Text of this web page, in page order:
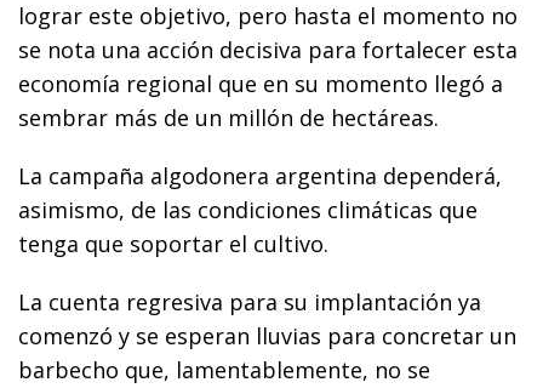
lograr este objetivo, pero hasta el momento no
se nota una acción decisiva para fortalecer esta
economía regional que en su momento llegó a
sembrar más de un millón de hectáreas.
La campaña algodonera argentina dependerá,
asimismo, de las condiciones climáticas que
tenga que soportar el cultivo.
La cuenta regresiva para su implantación ya
comenzó y se esperan lluvias para concretar un
barbecho que, lamentablemente, no se